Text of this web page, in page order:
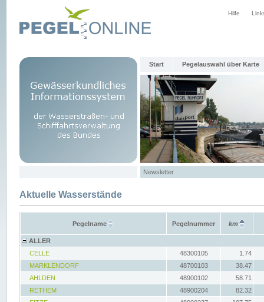
Hilfe
Start Pegelauswahl über Karte
Newsletter
Aktuelle Wasserstände
Pegelname Pegelnummer km
ALLER
CELLE
48300105
1.74
MARKLENDORF
48700103
38.47
AHLDEN
48900102
58.71
RETHEM
48900204
82.32